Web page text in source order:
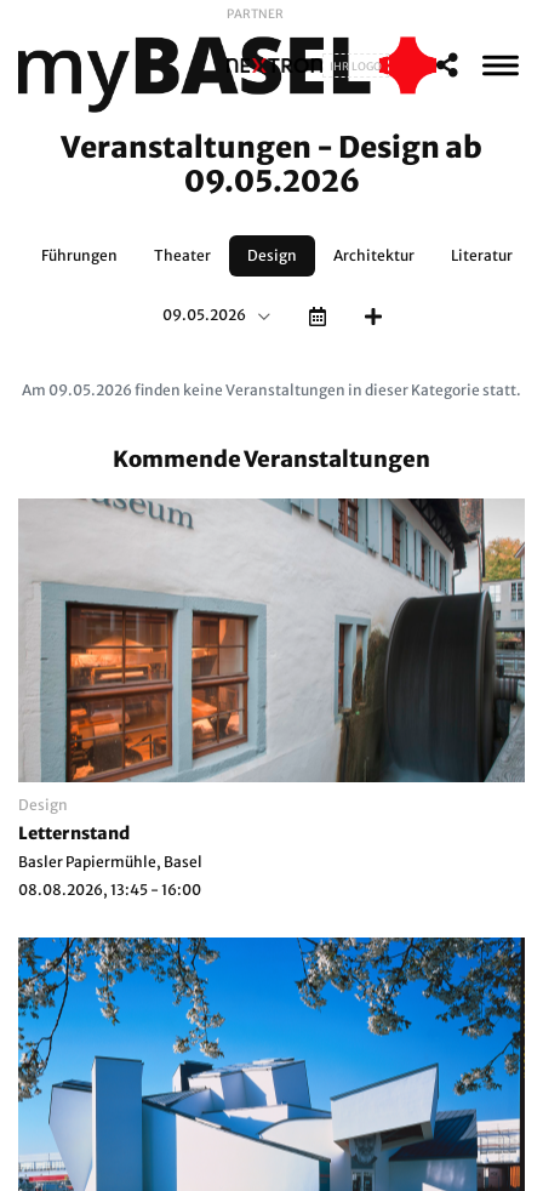
PARTNER
IHR LOGO
Veranstaltungen - Design ab
09.05.2026
Führungen Theater Design Architektur Literatur
09.05.2026
Am 09.05.2026 finden keine Veranstaltungen in dieser Kategorie statt.
Kommende Veranstaltungen
Design
Letternstand
Basler Papiermühle, Basel
08.08.2026, 13:45 - 16:00